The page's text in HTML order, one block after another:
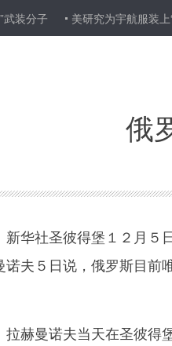
美研究为宇航服装上“带我回
俄
社圣彼得堡１２月５日
诺夫５日说，俄罗斯目前
曼诺夫当天在圣彼得堡